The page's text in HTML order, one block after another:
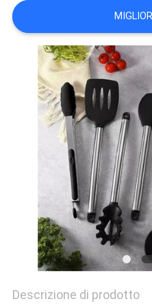
MAPPA
DEL
SITO
PRIVACY
POLICY
Descrizione di prodotto